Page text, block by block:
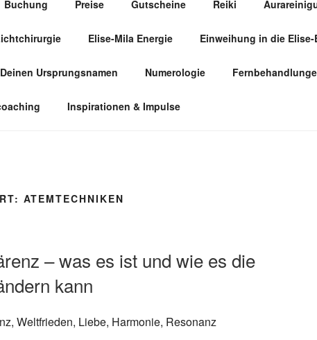
FÜR
Buchung Preise Gutscheine Reiki
Elise-Mila Energie Einweihung in die Elise-
Ursprungsnamen Numerologie
Inspirationen & Impulse
ATEMTECHNIKEN
– was es ist und wie es die
kann